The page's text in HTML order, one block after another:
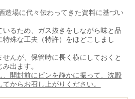
造場に代々伝わってきた資料に基づい
いるため、ガス抜きをしながら味と品
殊な工夫（特許）をほどこしまし
んが、保管時に長く横にしておくと
出ます。
開封前にビンを静かに振って、沈殿
からお召し上がりください。